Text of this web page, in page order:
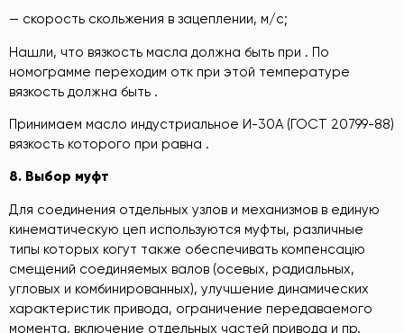
— скорость скольжения в зацеплении, м/с;
Нашли, что вязкость масла должна быть при . По
номограмме переходим отк при этой температуре
вязкость должна быть .
Принимаем масло индустриальное И-30А (ГОСТ 20799-88)
вязкость которого при равна .
8. Выбор муфт
Для соединения отдельных узлов и механизмов в единую
кинематическую цеп используются муфты, различные
типы которых когут также обеспечивать компенсацію
смещений соединяемых валов (осевых, радиальных,
угловых и комбинированных), улучшение динамических
характеристик привода, ограничение передаваемого
момента, включение отдельных частей привода и пр.